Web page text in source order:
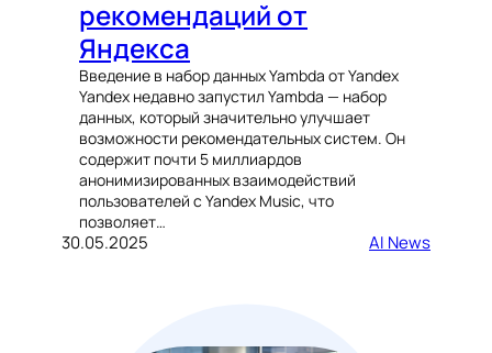
рекомендаций от
Яндекса
Введение в набор данных Yambda от Yandex
Yandex недавно запустил Yambda — набор
данных, который значительно улучшает
возможности рекомендательных систем. Он
содержит почти 5 миллиардов
анонимизированных взаимодействий
пользователей с Yandex Music, что
позволяет…
30.05.2025 AI News